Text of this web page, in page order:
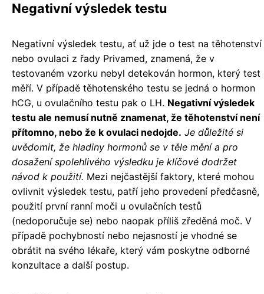
Negativní výsledek testu
Negativní výsledek testu, ať už jde o test na těhotenství
nebo ovulaci z řady Privamed, znamená, že v
testovaném vzorku nebyl detekován hormon, který test
měří. V případě těhotenského testu se jedná o hormon
hCG, u ovulačního testu pak o LH. Negativní výsledek
testu ale nemusí nutně znamenat, že těhotenství není
přítomno, nebo že k ovulaci nedojde. Je důležité si
uvědomit, že hladiny hormonů se v těle mění a pro
dosažení spolehlivého výsledku je klíčové dodržet
návod k použití. Mezi nejčastější faktory, které mohou
ovlivnit výsledek testu, patří jeho provedení předčasně,
použití první ranní moči u ovulačních testů
(nedoporučuje se) nebo naopak příliš zředěná moč. V
případě pochybností nebo nejasností je vhodné se
obrátit na svého lékaře, který vám poskytne odborné
konzultace a další postup.